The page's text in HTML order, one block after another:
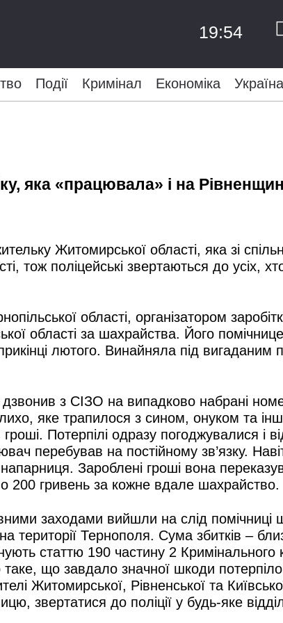
19:54
Події Кримінал Економіка Україна
яка «працювала» і на
Житомирської області, яка зі
тож поліцейські звертаються до усіх,
області, організатором
області за шахрайства. Його
лютого. Винайняла під вигаданим
з СІЗО на випадково набрані
яке трапилося з сином, онуком та
гроші. Потерпілі одразу погоджувалися
перебував на постійному зв’язку.
Зароблені гроші вона
200 гривень за кожне вдале шахрайство.
заходами вийшли на слід помічниці
Тернополя. Сума збитків –
статтю 190 частину 2
що завдало значної шкоди
Житомирської, Рівненської та
звертатися до поліції у будь-яке